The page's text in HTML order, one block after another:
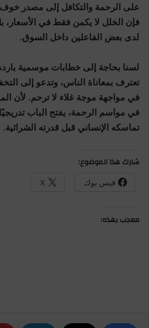
على الرحمة والتكافل إلى مصدر خوف
فإن الخلل لا يكمن فقط في الأسعار،
لدى بعض الفاعلين داخل السوق.
لسنا بحاجة إلى خطابات موسمية
تعترف بمعاناة الناس، وتدعو إلى
في مواجهة موجة غلاء لا ترحم. لأن
في مواسم الرحمة، يفتح الباب
تماسكه الإنساني قبل قدرته الشرائية.
شارك هذا الموضوع:
فيس بوك X
معجب بهذه: